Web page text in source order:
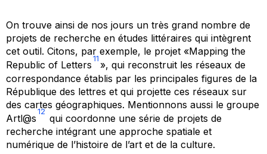
On trouve ainsi de nos jours un très grand nombre de
projets de recherche en études littéraires qui intègrent
cet outil. Citons, par exemple, le projet «Mapping the
Republic of Letters
11
», qui reconstruit les réseaux de
correspondance établis par les principales figures de la
République des lettres et qui projette ces réseaux sur
des cartes géographiques. Mentionnons aussi le groupe
Artl@s
12
qui coordonne une série de projets de
recherche intégrant une approche spatiale et
numérique de l’histoire de l’art et de la culture.